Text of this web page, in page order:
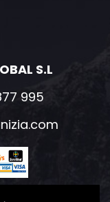
S.L
995